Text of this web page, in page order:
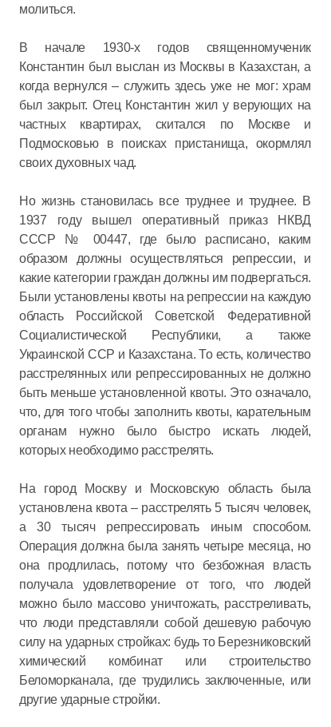
молиться.
В начале 1930-х годов священномученик
Константин был выслан из Москвы в Казахстан, а
когда вернулся – служить здесь уже не мог: храм
был закрыт. Отец Константин жил у верующих на
частных квартирах, скитался по Москве и
Подмосковью в поисках пристанища, окормлял
своих духовных чад.
Но жизнь становилась все труднее и труднее. В
1937 году вышел оперативный приказ НКВД
СССР № 00447, где было расписано, каким
образом должны осуществляться репрессии, и
какие категории граждан должны им подвергаться.
Были установлены квоты на репрессии на каждую
область Российской Советской Федеративной
Социалистической Республики, а также
Украинской ССР и Казахстана. То есть, количество
расстрелянных или репрессированных не должно
быть меньше установленной квоты. Это означало,
что, для того чтобы заполнить квоты, карательным
органам нужно было быстро искать людей,
которых необходимо расстрелять.
На город Москву и Московскую область была
установлена квота – расстрелять 5 тысяч человек,
а 30 тысяч репрессировать иным способом.
Операция должна была занять четыре месяца, но
она продлилась, потому что безбожная власть
получала удовлетворение от того, что людей
можно было массово уничтожать, расстреливать,
что люди представляли собой дешевую рабочую
силу на ударных стройках: будь то Березниковский
химический комбинат или строительство
Беломорканала, где трудились заключенные, или
другие ударные стройки.